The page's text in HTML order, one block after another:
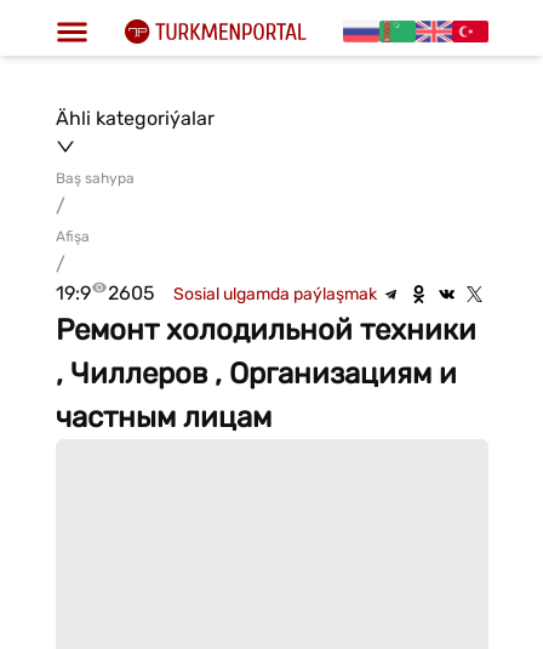
Ähli kategoriýalar
Baş sahypa
/
Afişa
/
19:9
2605 Sosial ulgamda paýlaşmak
Ремонт холодильной техники
, Чиллеров , Организациям и
частным лицам